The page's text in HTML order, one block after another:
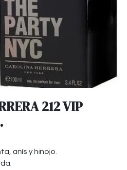
212 VIP
anís y hinojo.